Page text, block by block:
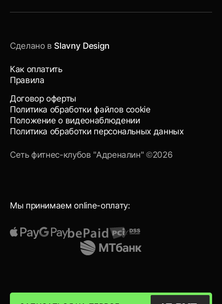
Мы принимаем online-оплату:
Сделано в Slavny Design
Как оплатить
Правила
Договор оферты
Политика обработки файлов cookie
Положение о видеонаблюдении
Политика обработки персональных данных
Сеть фитнес-клубов "Адреналин" ©2026